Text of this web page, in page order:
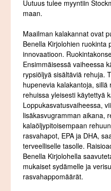
Uutuus tulee myyntiin
maan.
Maailman kalakannat ovat
Benella Kirjolohien ruokinta
innovaatioon.
Ensimmäisessä vaiheessa
rypsiöljyä sisältäviä rehuja.
hupenevia kalakantoja, sillä
rehuissa yleisesti käytettyä
Loppukasvatusvaiheessa,
lisäkasvugramman aikana,
kalaöljypitoisempaan
rasvahapot, EPA ja DHA,
terveelliselle tasolle.
Benella Kirjolohella
mukaiset sydämelle ja
rasvahappomäärät.